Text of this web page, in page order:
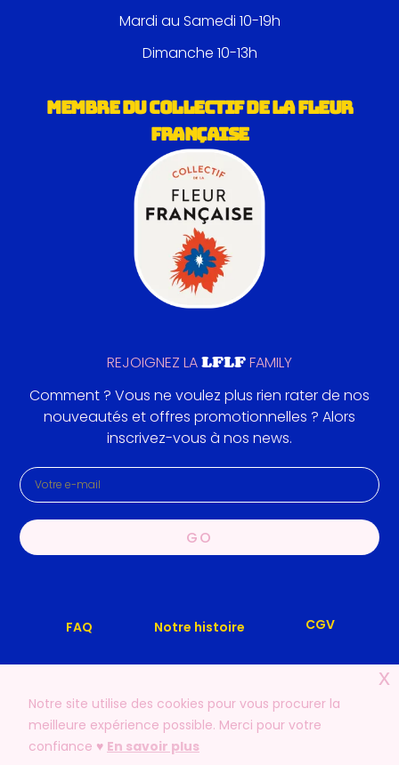
Mardi au Samedi 10-19h
Dimanche 10-13h
MEMBRE DU COLLECTIF DE LA FLEUR
FRANÇAISE
REJOIGNEZ LALFLFFAMILY
Comment ? Vous ne voulez plus rien rater de nos
nouveautés et offres promotionnelles ? Alors
inscrivez-vous à nos news.
GO
FAQ Notre histoire CGV
Mentions légales Nous contacter
Notre site utilise des cookies pour vous procurer la
meilleure expérience possible. Merci pour votre
confiance ♥️ En savoir plus
x